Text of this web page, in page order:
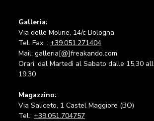
Galleria:
Via delle Moline, 14/c Bologna
Tel. Fax, : +39.051.271404
Mail: galleria[@]freakando.com
Orari: dal Martedì al Sabato dalle 15,30
19,30
Magazzino:
Via Saliceto, 1 Castel Maggiore (BO)
Tel.: +39.051.704757